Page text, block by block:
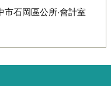
市石岡區公所‧會計室